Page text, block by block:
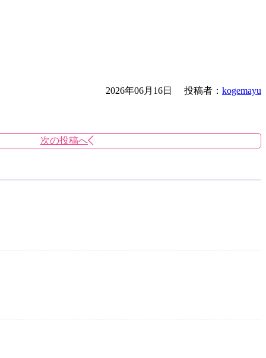
2026年06月16日 投稿者： kogemayu
次の投稿へ